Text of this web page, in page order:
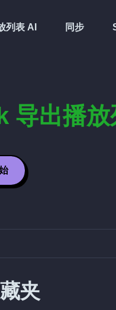
列表 AI 同步
导出播放
夹